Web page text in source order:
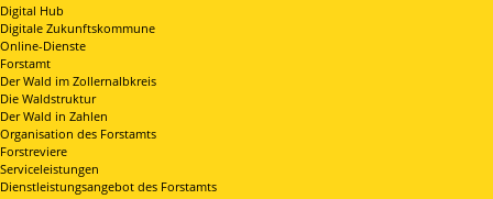
Digital Hub
Digitale Zukunftskommune
Online-Dienste
Forstamt
Der Wald im Zollernalbkreis
Die Waldstruktur
Der Wald in Zahlen
Organisation des Forstamts
Forstreviere
Serviceleistungen
Dienstleistungsangebot des Forstamts